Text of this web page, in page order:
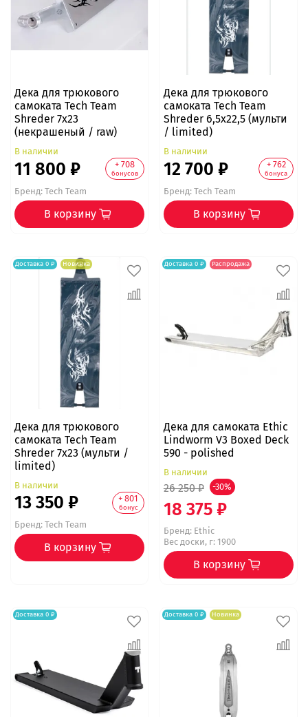
Дека для трюкового
самоката Tech Team
Shreder 7x23
(некрашеный / raw)
В наличии
11 800 ₽ + 708
бонусов
Бренд:Tech Team
В корзину
Дека для трюкового
самоката Tech Team
Shreder 6,5x22,5 (мульти
/ limited)
В наличии
12 700 ₽ + 762
бонуса
Бренд:Tech Team
В корзину
Доставка 0 ₽ Новинка
Дека для трюкового
самоката Tech Team
Shreder 7x23 (мульти /
limited)
В наличии
13 350 ₽ + 801
бонус
Бренд:Tech Team
В корзину
Доставка 0 ₽ Распродажа
Дека для самоката Ethic
Lindworm V3 Boxed Deck
590 - polished
В наличии
26 250 ₽ -30%
18 375 ₽
Бренд:Ethic
Вес доски, г: 1900
В корзину
Доставка 0 ₽ Доставка 0 ₽ Новинка